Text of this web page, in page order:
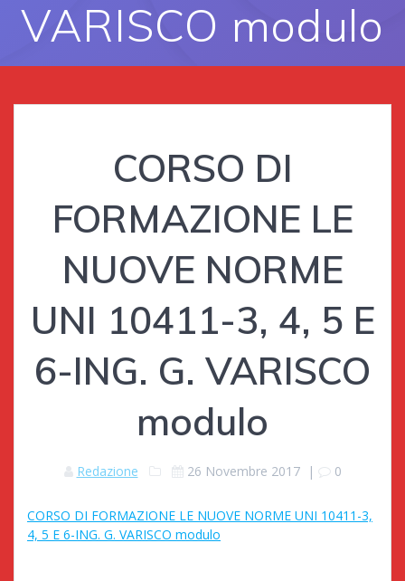
VARISCO modulo
CORSO DI
FORMAZIONE LE
NUOVE NORME
UNI 10411-3, 4, 5 E
6-ING. G. VARISCO
modulo
Redazione 26 Novembre 2017| 0
CORSO DI FORMAZIONE LE NUOVE NORME UNI 10411-3,
4, 5 E 6-ING. G. VARISCO modulo